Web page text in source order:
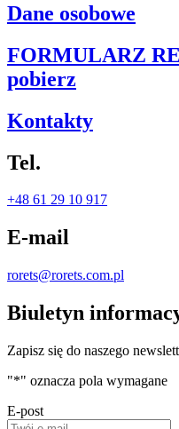
Dane osobowe
FORMULARZ
pobierz
Kontakty
Tel.
+48 61 29 10 917
E-mail
rorets@rorets.com.pl
Biuletyn
Zapisz się do naszego
"*" oznacza pola wymagane
E-post